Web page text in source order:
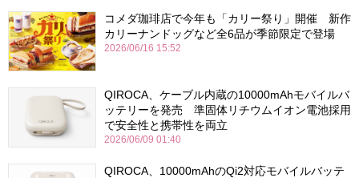
コメダ珈琲店で今年も「カリー祭り」開催 新作
カリーナンドッグなど全6品が季節限定で登場
2026/06/16 15:52
QIROCA、ケーブル内蔵の10000mAhモバイルバ
ッテリーを発売 準固体リチウムイオン電池採用
で安全性と携帯性を両立
2026/06/09 01:40
QIROCA、10000mAhのQi2対応モバイルバッテ